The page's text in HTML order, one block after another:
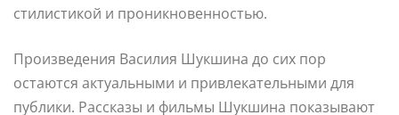
стилистикой и проникновенностью.
Произведения Василия Шукшина до сих пор
остаются актуальными и привлекательными для
публики. Рассказы и фильмы Шукшина показывают